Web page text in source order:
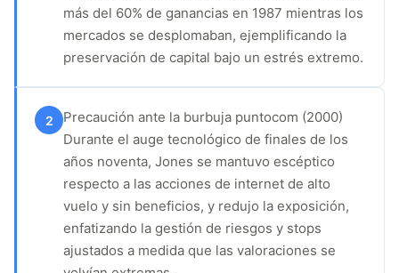
más del 60% de ganancias en 1987 mientras los
mercados se desplomaban, ejemplificando la
preservación de capital bajo un estrés extremo.
2
Precaución ante la burbuja puntocom (2000)
Durante el auge tecnológico de finales de los
años noventa, Jones se mantuvo escéptico
respecto a las acciones de internet de alto
vuelo y sin beneficios, y redujo la exposición,
enfatizando la gestión de riesgos y stops
ajustados a medida que las valoraciones se